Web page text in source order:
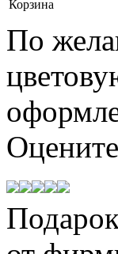
Корзина
По
Оцените
Подарок